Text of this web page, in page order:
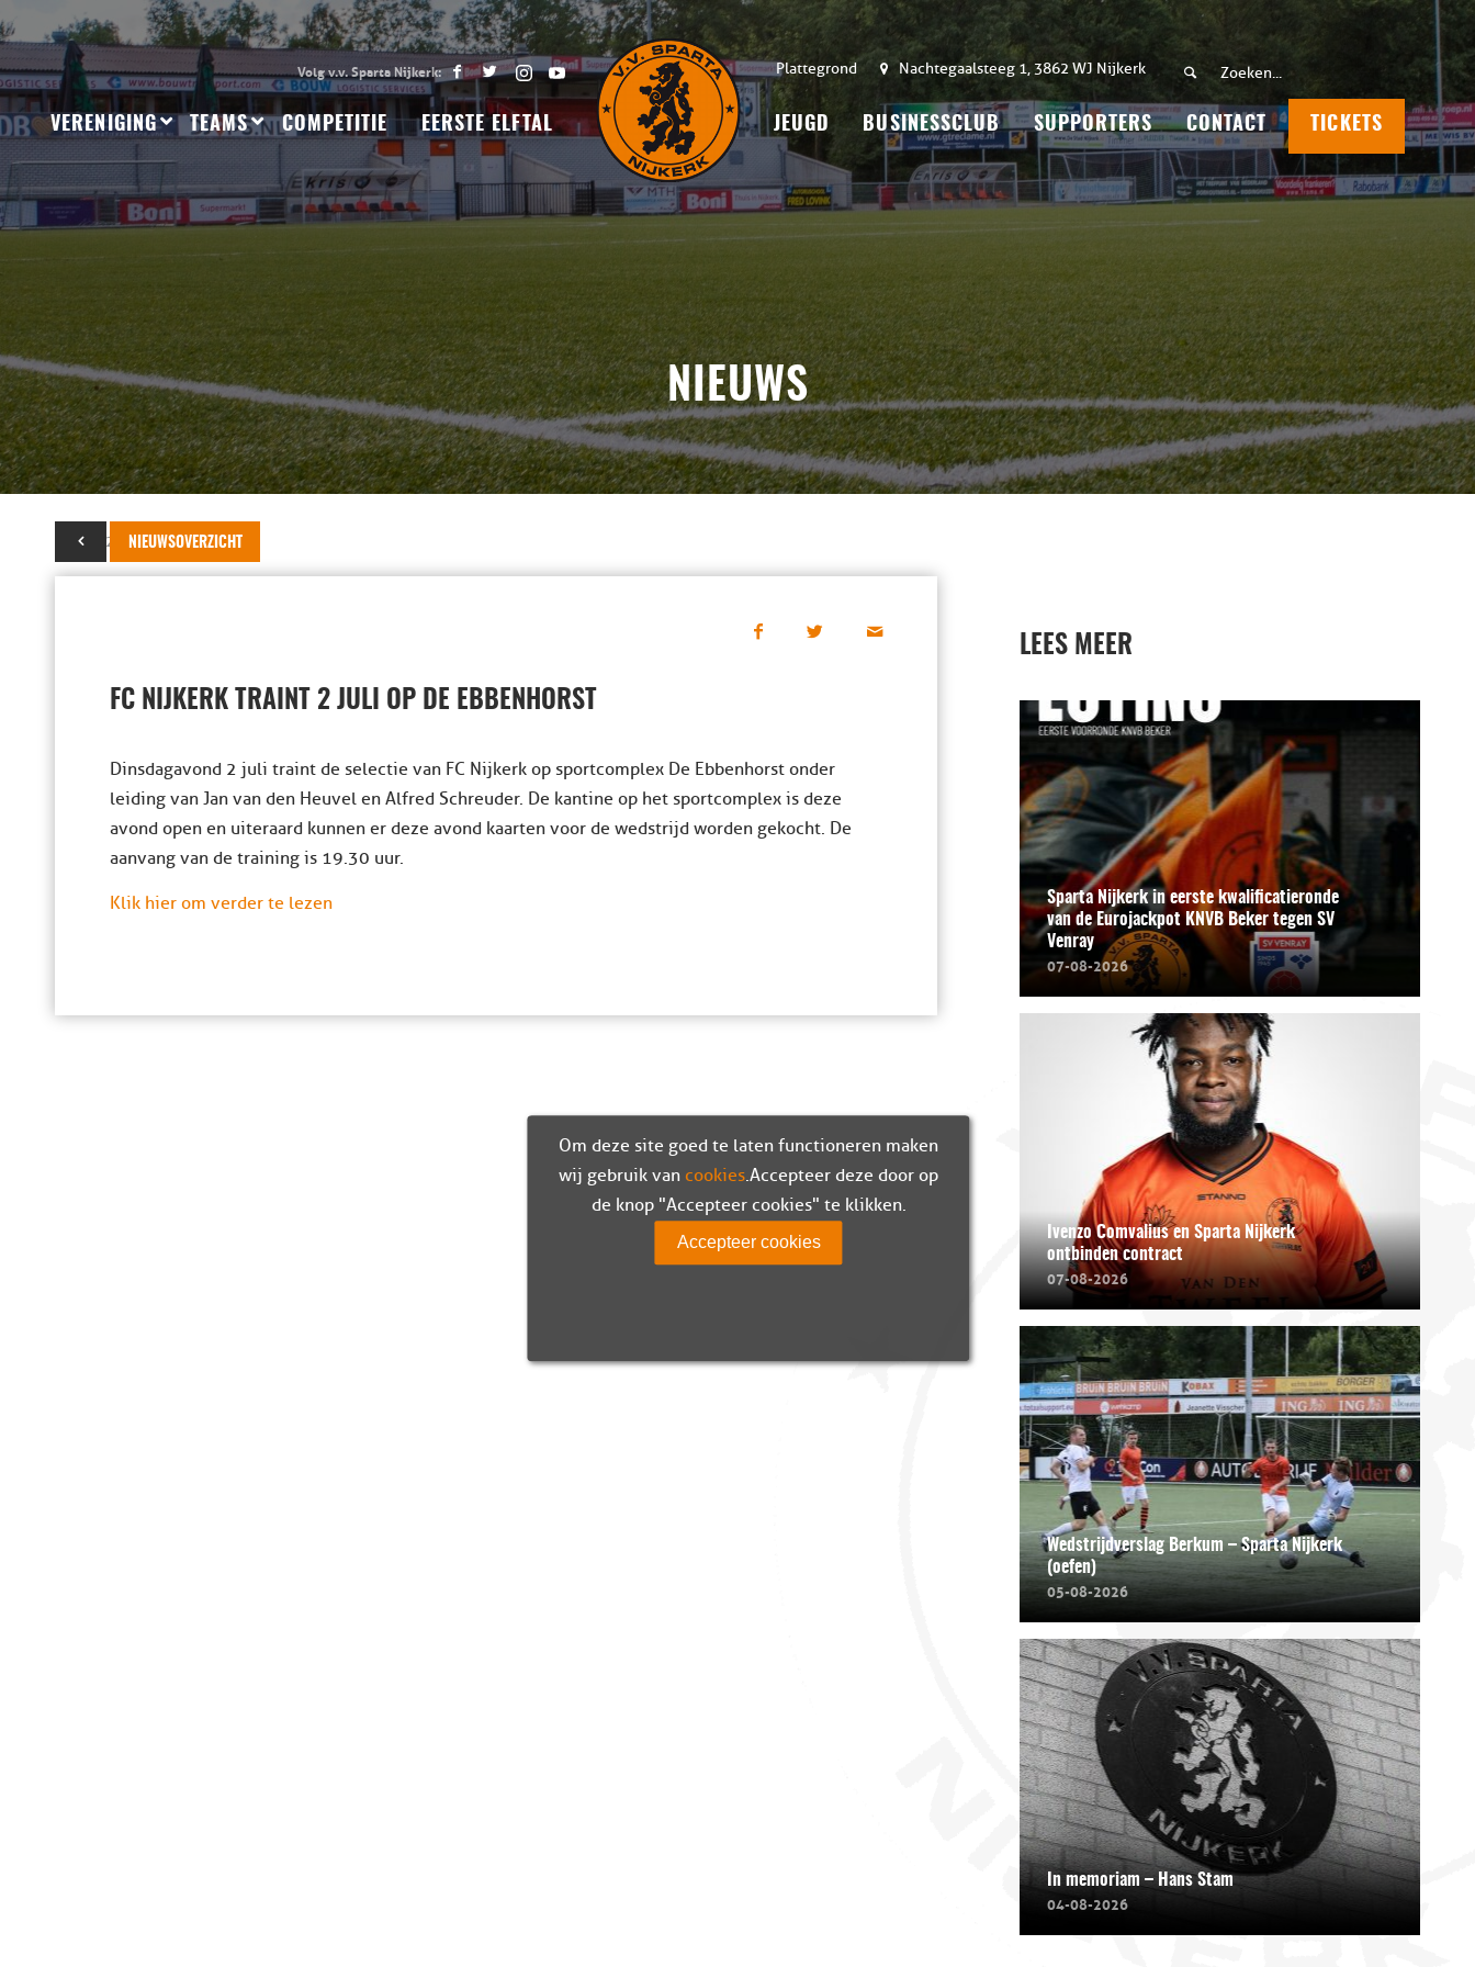
Plattegrond Nachtegaalsteeg 1, 3862 WJ Nijkerk
VERENIGING TEAMS COMPETITIE EERSTE ELFTAL JEUGD BUSINESSCLUB SUPPORTERS CONTACT TICKETS
NIEUWS
NIEUWSOVERZICHT
29 juni 2013
FC NIJKERK TRAINT 2 JULI OP DE EBBENHORST
Dinsdagavond 2 juli traint de selectie van FC Nijkerk op sportcomplex De Ebbenhorst onder
leiding van Jan van den Heuvel en Alfred Schreuder. De kantine op het sportcomplex is deze
avond open en uiteraard kunnen er deze avond kaarten voor de wedstrijd worden gekocht. De
aanvang van de training is 19.30 uur.
Klik hier om verder te lezen
LEES MEER
Sparta Nijkerk in eerste kwalificatieronde
van de Eurojackpot KNVB Beker tegen SV
Venray
07-08-2026
Ivenzo Comvalius en Sparta Nijkerk
ontbinden contract
07-08-2026
Wedstrijdverslag Berkum – Sparta Nijkerk
(oefen)
05-08-2026
In memoriam – Hans Stam
04-08-2026
Om deze site goed te laten functioneren maken
wij gebruik van cookies. Accepteer deze door op
de knop "Accepteer cookies" te klikken.
Accepteer cookies